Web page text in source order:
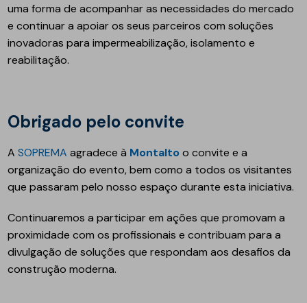
uma forma de acompanhar as necessidades do mercado
e continuar a apoiar os seus parceiros com soluções
inovadoras para impermeabilização, isolamento e
reabilitação.
Obrigado pelo convite
ASOPREMA agradece à Montalto o convite e a
organização do evento, bem como a todos os visitantes
que passaram pelo nosso espaço durante esta iniciativa.
Continuaremos a participar em ações que promovam a
proximidade com os profissionais e contribuam para a
divulgação de soluções que respondam aos desafios da
construção moderna.